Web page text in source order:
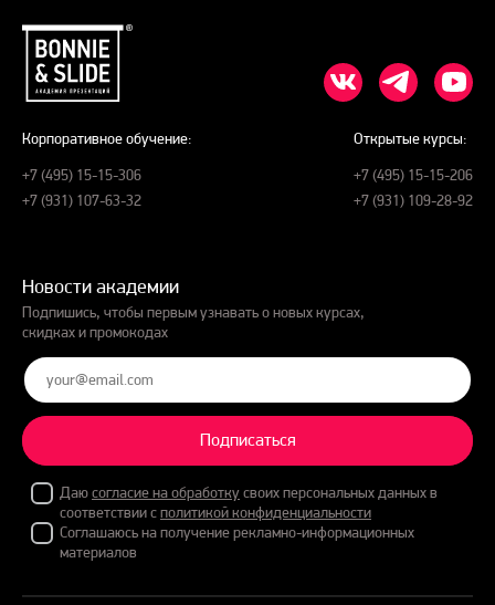
Корпоративное обучение:
+7 (495) 15-15-306
+7 (931) 107-63-32
Открытые курсы:
+7 (495) 15-15-206
+7 (931) 109-28-92
Новости академии
Подпишись, чтобы первым узнавать о новых курсах,
скидках и промокодах
Подписаться
Даюсогласие на обработкусвоих персональных данных в
соответствии сполитикой конфиденциальности
Соглашаюсь на получение рекламно-информационных
материалов